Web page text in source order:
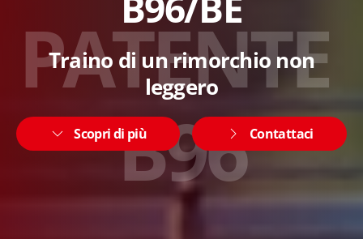
PATENTE
B96
Traino di un rimorchio non
leggero
Scopri di più Contattaci